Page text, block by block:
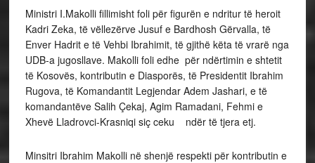
Ministri I.Makolli fillimisht foli për figurën e ndritur të heroit
Kadri Zeka, të vëllezërve Jusuf e Bardhosh Gërvalla, të
Enver Hadrit e të Vehbi Ibrahimit, të gjithë këta të vrarë nga
UDB-a jugosllave. Makolli foli edhe për ndërtimin e shtetit
të Kosovës, kontributin e Diasporës, të Presidentit Ibrahim
Rugova, të Komandantit Legjendar Adem Jashari, e të
komandantëve Salih Çekaj, Agim Ramadani, Fehmi e
Xhevë Lladrovci-Krasniqi siç ceku ndër të tjera etj.
Minsitri Ibrahim Makolli në shenjë respekti për kontributin e